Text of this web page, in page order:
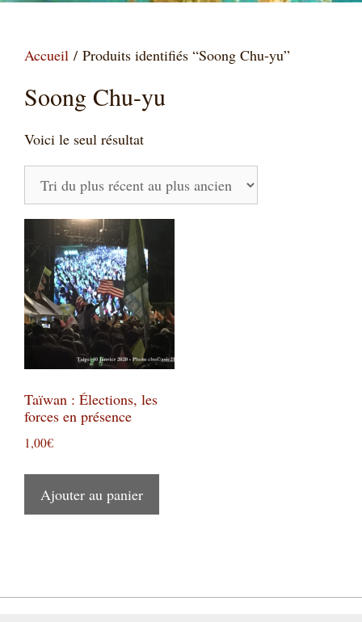
Accueil / Produits identifiés “Soong Chu-yu”
Soong Chu-yu
Voici le seul résultat
Taïwan : Élections, les
forces en présence
1,00€
Ajouter au panier